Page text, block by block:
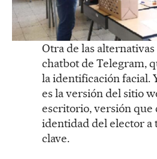
Otra de las
chatbot de Telegram,
la identificación facial.
es la versión del sitio
escritorio, versión que
identidad del elector a
clave.